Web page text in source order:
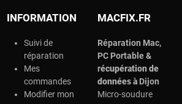
INFORMATION
Suivi de
réparation
Mes
commandes
Modifier mon
MACFIX.FR
Réparation Mac,
PC Portable &
récupération de
données àDijon
Micro-soudure